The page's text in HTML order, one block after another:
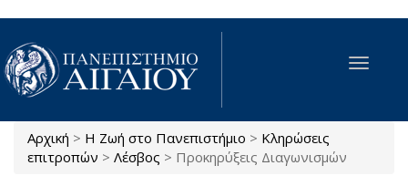
Παράκαμψη προς το κυρίως περιεχόμενο
Toggle
Είστε εδώ
Αρχική > Η Ζωή στο Πανεπιστήμιο > Κληρώσεις
επιτροπών > Λέσβος > Προκηρύξεις Διαγωνισμών